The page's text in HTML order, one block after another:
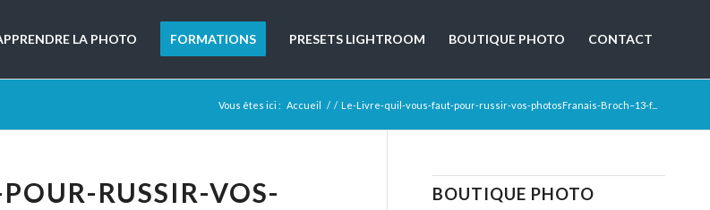
LA PHOTO FORMATIONS PRESETS LIGHTROOM BOUTIQUE PHOTO CONTACT
Vous êtes ici : Accueil / / Le-Livre-quil-vous-faut-pour-russir-vos-photosFranais-Broch–13-f...
RUSSIR-VOS-
BOUTIQUE PHOTO